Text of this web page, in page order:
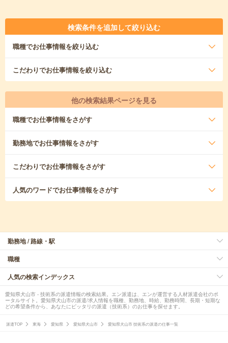
検索条件を追加して絞り込む
職種でお仕事情報を絞り込む
こだわりでお仕事情報を絞り込む
他の検索結果ページを見る
職種でお仕事情報をさがす
勤務地でお仕事情報をさがす
こだわりでお仕事情報をさがす
人気のワードでお仕事情報をさがす
勤務地 / 路線・駅
職種
人気の検索インデックス
愛知県犬山市 - 技術系の派遣情報の検索結果。エン派遣は、エンが運営する人材派遣会社のポ
ータルサイト。愛知県犬山市の派遣/求人情報を職種、勤務地、時給、勤務時間、長期・短期な
どの希望条件から、あなたにピッタリの派遣（技術系）のお仕事を探せます。
派遣TOP 東海 愛知県 愛知県犬山市 愛知県犬山市 技術系の派遣の仕事一覧